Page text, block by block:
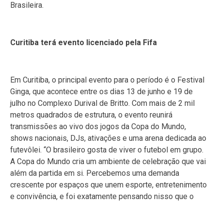
Brasileira.
Curitiba terá evento licenciado pela Fifa
Em Curitiba, o principal evento para o período é o Festival
Ginga, que acontece entre os dias 13 de junho e 19 de
julho no Complexo Durival de Britto. Com mais de 2 mil
metros quadrados de estrutura, o evento reunirá
transmissões ao vivo dos jogos da Copa do Mundo,
shows nacionais, DJs, ativações e uma arena dedicada ao
futevôlei. “O brasileiro gosta de viver o futebol em grupo.
A Copa do Mundo cria um ambiente de celebração que vai
além da partida em si. Percebemos uma demanda
crescente por espaços que unem esporte, entretenimento
e convivência, e foi exatamente pensando nisso que o